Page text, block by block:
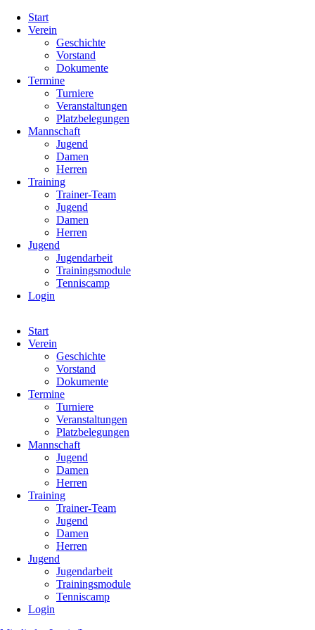
überspringen
Start
Verein
Geschichte
Vorstand
Dokumente
Termine
Turniere
Veranstaltungen
Platzbelegungen
Mannschaft
Jugend
Damen
Herren
Training
Trainer-Team
Jugend
Damen
Herren
Jugend
Jugendarbeit
Trainingsmodule
Tenniscamp
Login
überspringen
Start
Verein
Geschichte
Vorstand
Dokumente
Termine
Turniere
Veranstaltungen
Platzbelegungen
Mannschaft
Jugend
Damen
Herren
Training
Trainer-Team
Jugend
Damen
Herren
Jugend
Jugendarbeit
Trainingsmodule
Tenniscamp
Login